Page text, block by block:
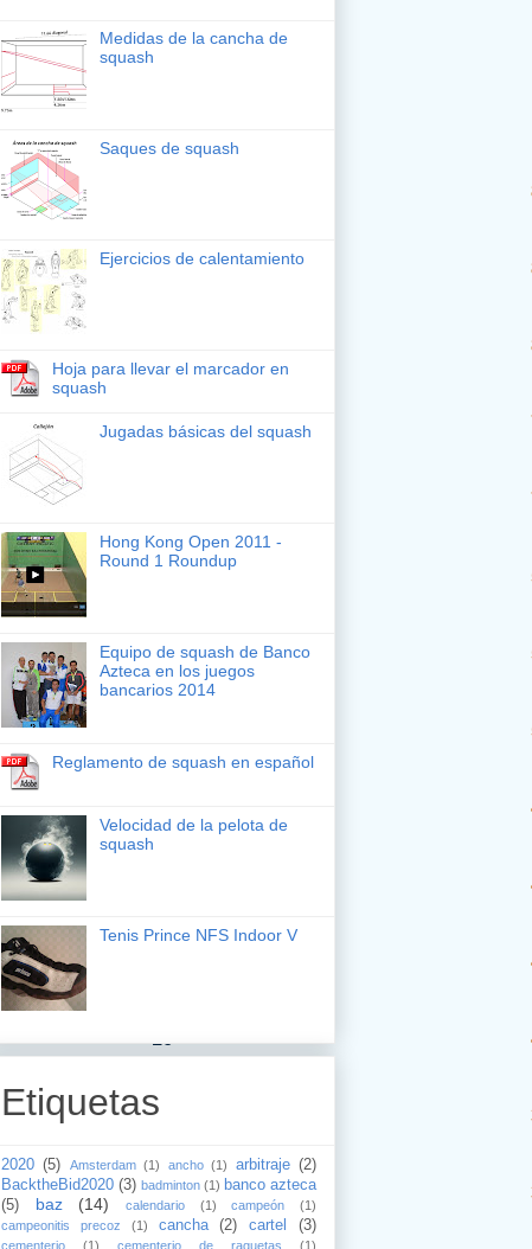
14
15
14
15
16
14
Medidas de la cancha de
squash
Saques de squash
Ejercicios de calentamiento
Hoja para llevar el marcador en
squash
Jugadas básicas del squash
Hong Kong Open 2011 -
Round 1 Roundup
Equipo de squash de Banco
Azteca en los juegos
bancarios 2014
Reglamento de squash en español
Velocidad de la pelota de
squash
Tenis Prince NFS Indoor V
Etiquetas
2020 (5) Amsterdam (1) ancho (1) arbitraje (2)
BacktheBid2020 (3) badminton (1) banco azteca
(5)
baz (14) calendario (1) campeón
(1)
campeonitis precoz
(1) cancha (2) cartel (3)
cementerio (1) cementerio de raquetas (1)